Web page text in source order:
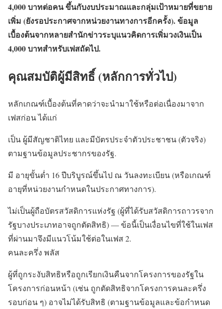
4,000 บาทต่อคน ขึ้นกับงบประมาณและกลุ่มเป้าหมายที่ขยาย
เพิ่ม (ยังรอประกาศจากหน่วยงานทางการอีกครั้ง). ข้อมูล
เบื้องต้นจากหลายสำนักข่าวระบุแนวคิดการเพิ่มวงเงินเป็น
4,000 บาทสำหรับเฟสถัดไป.
คุณสมบัติผู้มีสิทธิ์ (หลักการทั่วไป)
หลักเกณฑ์เบื้องต้นที่คาดว่าจะนำมาใช้หรือต่อเนื่องมาจาก
เฟสก่อน ได้แก่
เป็น ผู้มีสัญชาติไทย และมีบัตรประจำตัวประชาชน (ตัวจริง)
ตามฐานข้อมูลประชากรของรัฐ.
มี อายุขั้นต่ำ 16 ปีบริบูรณ์ขึ้นไป ณ วันลงทะเบียน (หรือเกณฑ์
อายุที่หน่วยงานกำหนดในประกาศทางการ).
ไม่เป็นผู้ถือบัตรสวัสดิการแห่งรัฐ (ผู้ที่ได้รับสวัสดิการถาวรจาก
รัฐบางประเภทอาจถูกตัดสิทธิ) — ข้อนี้เป็นเงื่อนไขที่ใช้ในเฟส
ที่ผ่านมาจึงมีแนวโน้มใช้ต่อในเฟส 2.
คนละครึ่ง พลัส
ผู้ที่ถูกระงับสิทธิหรือถูกเรียกเงินคืนจากโครงการของรัฐใน
โครงการก่อนหน้า (เช่น ถูกตัดสิทธิจากโครงการคนละครึ่ง
รอบก่อน ๆ) อาจไม่ได้รับสิทธิ (ตามฐานข้อมูลและข้อกำหนด